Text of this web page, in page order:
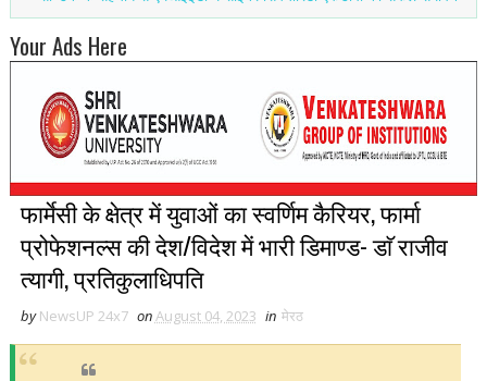
Your Ads Here
फार्मेसी के क्षेत्र में युवाओं का स्वर्णिम कैरियर, फार्मा
प्रोफेशनल्स की देश/विदेश में भारी डिमाण्ड- डाॅ राजीव
त्यागी, प्रतिकुलाधिपति
by NewsUP 24x7 onAugust 04, 2023 in मेरठ